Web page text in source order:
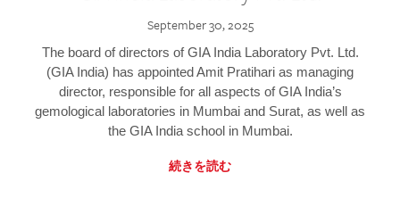
September 30, 2025
The board of directors of GIA India Laboratory Pvt. Ltd.
(GIA India) has appointed Amit Pratihari as managing
director, responsible for all aspects of GIA India’s
gemological laboratories in Mumbai and Surat, as well as
the GIA India school in Mumbai.
続きを読む